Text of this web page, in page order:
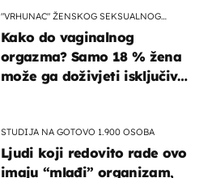
"VRHUNAC" ŽENSKOG SEKSUALNOG
Kako do vaginalnog
orgazma? Samo 18 % žena
može ga doživjeti isključivo
STUDIJA NA GOTOVO 1.900 OSOBA
Ljudi koji redovito rade ovo
imaju “mlađi” organizam,